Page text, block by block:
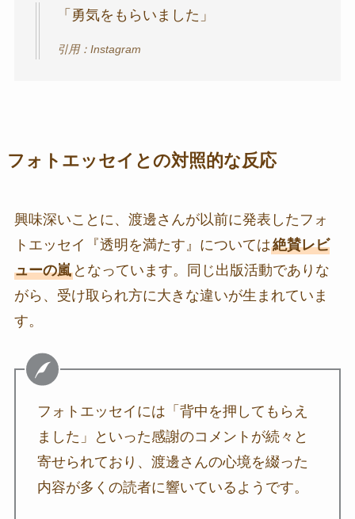
「勇気をもらいました」
引用：Instagram
フォトエッセイとの対照的な反応
興味深いことに、渡邊さんが以前に発表したフォ
トエッセイ『透明を満たす』については絶賛レビ
ューの嵐となっています。同じ出版活動でありな
がら、受け取られ方に大きな違いが生まれていま
す。
フォトエッセイには「背中を押してもらえ
ました」といった感謝のコメントが続々と
寄せられており、渡邊さんの心境を綴った
内容が多くの読者に響いているようです。